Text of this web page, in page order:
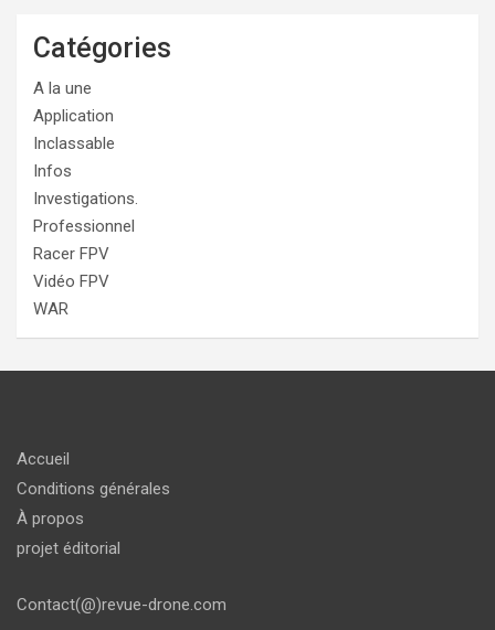
Catégories
A la une
Application
Inclassable
Infos
Investigations.
Professionnel
Racer FPV
Vidéo FPV
WAR
Accueil
Conditions générales
À propos
projet éditorial
Contact(@)revue-drone.com